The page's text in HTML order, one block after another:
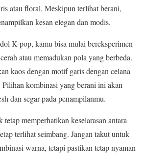
atau floral. Meskipun terlihat berani,
kesan elegan dan modis.
K-pop, kamu bisa mulai bereksperimen
atau memadukan pola yang berbeda.
kaos dengan motif garis dengan celana
Pilihan kombinasi yang berani ini akan
dan segar pada penampilanmu.
memperhatikan keselarasan antara
terlihat seimbang. Jangan takut untuk
warna, tetapi pastikan tetap nyaman